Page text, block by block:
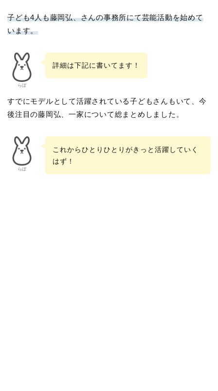
子ども4人も藤岡弘、さんの事務所にて芸能活動を始めて
います。
らぼ
詳細は下記に書いてます！
すでにモデルとして活躍されている子どもさんもいて、今
後注目の藤岡弘、一家について総まとめしました。
らぼ
これからひとりひとりがきっと活躍していく
はず！